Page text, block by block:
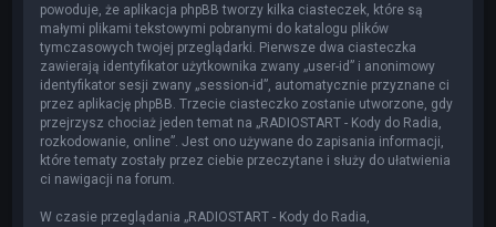
powoduje, że aplikacja phpBB tworzy kilka ciasteczek, które są
małymi plikami tekstowymi pobranymi do katalogu plików
tymczasowych twojej przeglądarki. Pierwsze dwa ciasteczka
zawierają identyfikator użytkownika zwany „user-id” i anonimowy
identyfikator sesji zwany „session-id”, automatycznie przyznane ci
przez aplikację phpBB. Trzecie ciasteczko zostanie utworzone, gdy
przejrzysz chociaż jeden temat na „RADIOSTART - Kody do Radia,
rozkodowanie, online”. Jest ono używane do zapisania informacji,
które tematy zostały przez ciebie przeczytane i służy do ułatwienia
ci nawigacji na forum.
W czasie przeglądania „RADIOSTART - Kody do Radia,